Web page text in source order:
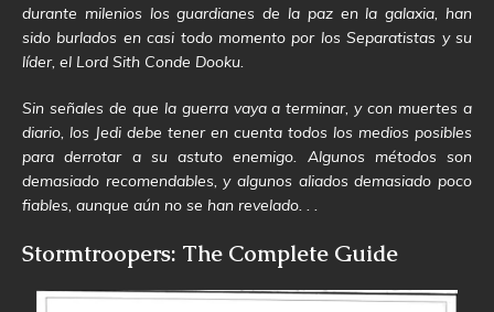
durante milenios los guardianes de la paz en la galaxia, han
sido burlados en casi todo momento por los Separatistas y su
líder, el Lord Sith Conde Dooku.
Sin señales de que la guerra vaya a terminar, y con muertes a
diario, los Jedi debe tener en cuenta todos los medios posibles
para derrotar a su astuto enemigo. Algunos métodos son
demasiado recomendables, y algunos aliados demasiado poco
fiables, aunque aún no se han revelado. . .
Stormtroopers: The Complete Guide